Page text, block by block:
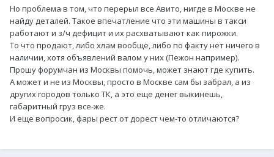
Но проблема в том, что перерыл все Авито, нигде в Москве не
найду деталей. Такое впечатление что эти машины в такси
работают и з/ч дефицит и их расхватывают как пирожки.
То что продают, либо хлам вообще, либо по факту нет ничего в
наличии, хотя объявлений валом у них (Пежон например).
Прошу форумчан из Москвы помочь, может знают где купить.
А может и не из Москвы, просто в Москве сам бы забрал, а из
других городов только ТК, а это еще денег выкинешь,
габаритный груз все-же.
И еще вопросик, фары рест от дорест чем-то отличаются?